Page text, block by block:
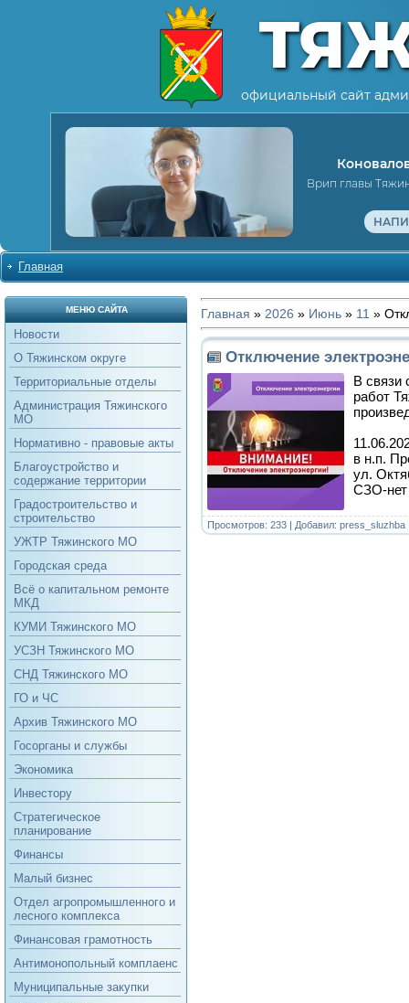
официальный сайт
Врип главы
Главная
МЕНЮ САЙТА
Новости
О Тяжинском округе
Территориальные отделы
Администрация Тяжинского
МО
Нормативно - правовые акты
Благоустройство и
содержание территории
Градостроительство и
строительство
УЖТР Тяжинского МО
Городская среда
Всё о капитальном ремонте
МКД
КУМИ Тяжинского МО
УСЗН Тяжинского МО
СНД Тяжинского МО
ГО и ЧС
Архив Тяжинского МО
Госорганы и службы
Экономика
Инвестору
Стратегическое
планирование
Финансы
Малый бизнес
Отдел агропромышленного и
лесного комплекса
Финансовая грамотность
Антимонопольный комплаенс
Муниципальные закупки
Главная » 2026 » Июнь » 11 »
Отключение
В связи
работ
в н.п.
ул.
СЗО-нет
Просмотров: 233 | Добавил: press_sluzhba